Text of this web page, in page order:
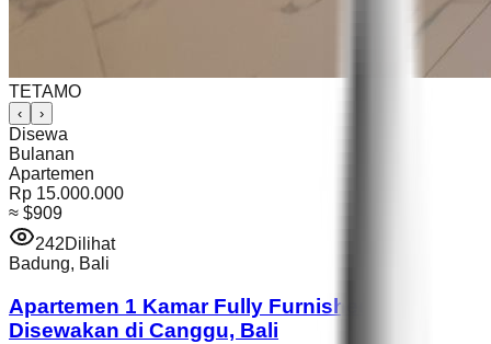
TETAMO
‹ ›
Disewa
Bulanan
Apartemen
Rp 15.000.000
≈ $909
242Dilihat
Badung, Bali
Apartemen 1 Kamar Fully Furnished
Disewakan di Canggu, Bali